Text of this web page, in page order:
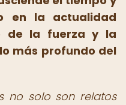
en la actualidad
de la fuerza y ​​la
más profundo del
no solo son relatos